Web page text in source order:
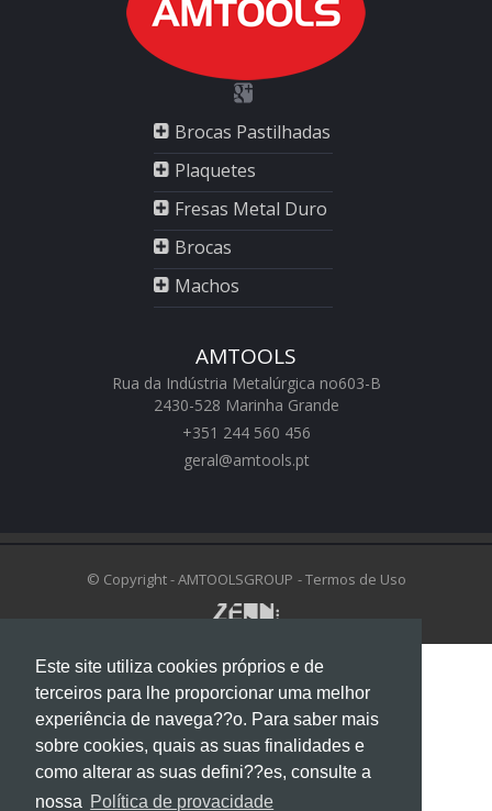
Este site utiliza cookies próprios e de
terceiros para lhe proporcionar uma melhor
experiência de navega??o. Para saber mais
sobre cookies, quais as suas finalidades e
como alterar as suas defini??es, consulte a
nossa Política de provacidade
Brocas Pastilhadas
Plaquetes
Fresas Metal Duro
Brocas
Machos
AMTOOLS
Rua da Indústria Metalúrgica no603-B
2430-528 Marinha Grande
+351 244 560 456
geral@amtools.pt
© Copyright - AMTOOLSGROUP - Termos de Uso